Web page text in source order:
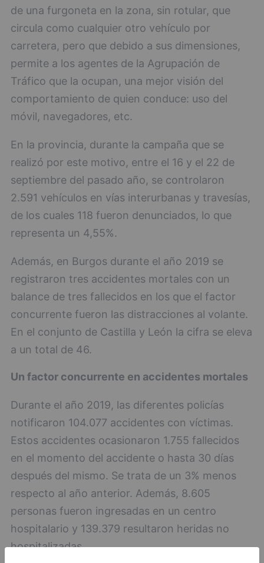
de una furgoneta en la zona, sin rotular, que
circula como cualquier otro vehículo por
carretera, pero que debido a sus dimensiones,
permite a los agentes de la Agrupación de
Tráfico que la ocupan, una mejor visión del
comportamiento de quien conduce: uso del
móvil, navegadores, etc.
En la provincia, durante la campaña que se
realizó por este motivo, entre el 16 y el 22 de
septiembre del pasado año, se controlaron
2.591 vehículos en vías interurbanas y travesías,
de los cuales 118 fueron denunciados, lo que
representa un 4,55%.
Además, en Burgos durante el año 2019 se
registraron tres accidentes mortales con un
balance de tres fallecidos en los que el factor
concurrente fueron las distracciones al volante.
En el conjunto de Castilla y León la cifra se eleva
a un total de 46.
Un factor concurrente en accidentes mortales
Durante el año 2019, las diferentes policías
notificaron 104.077 accidentes con víctimas.
Estos accidentes ocasionaron 1.755 fallecidos
en el momento del accidente o hasta 30 días
después del mismo. Se trata de un 3% menos
respecto al año anterior. Además, 8.605
personas fueron ingresadas en un centro
hospitalario y 139.379 resultaron heridas no
hospitalizadas.